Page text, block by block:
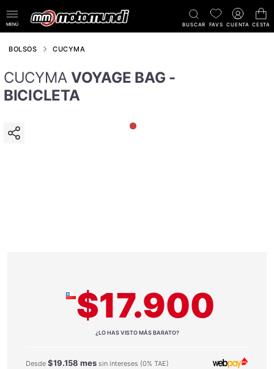
MENÚ BUSCAR FAVS CUENTA CESTA
BOLSOS CUCYMA
CUCYMAVOYAGE BAG -
BICICLETA
$17.900
¿LO HAS VISTO MÁS BARATO?
Desde $19.158 mes sin intereses (0% TAE)